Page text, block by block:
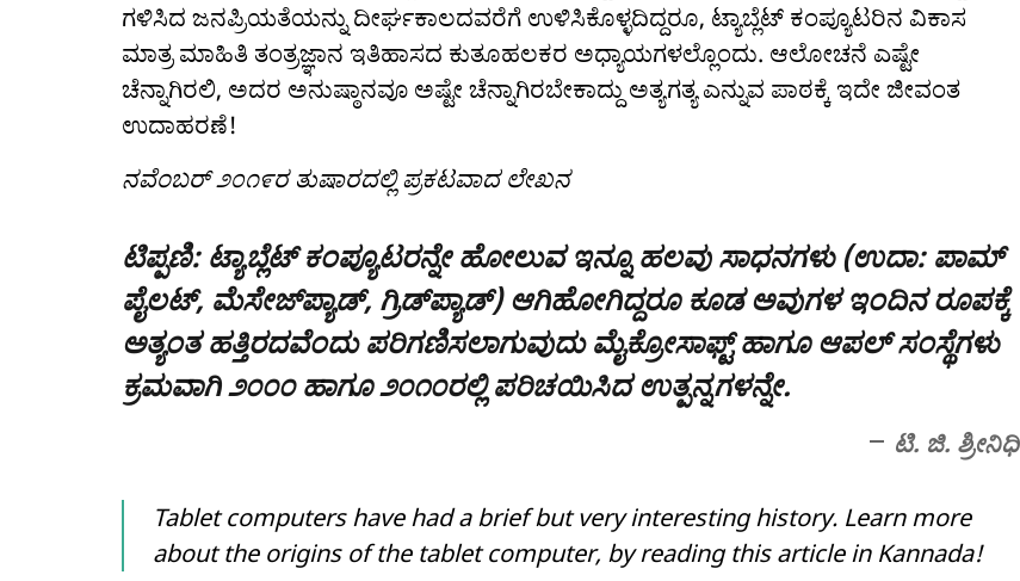
ಗಳಿಸಿದ ಜನಪ್ರಿಯತೆಯನ್ನು ದೀರ್ಘಕಾಲದವರೆಗೆ ಉಳಿಸಿಕೊಳ್ಳದಿದ್ದರೂ, ಟ್ಯಾಬ್ಲೆಟ್ ಕಂಪ್ಯೂಟರಿನ ವಿಕಾಸ
ಮಾತ್ರ ಮಾಹಿತಿ ತಂತ್ರಜ್ಞಾನ ಇತಿಹಾಸದ ಕುತೂಹಲಕರ ಅಧ್ಯಾಯಗಳಲ್ಲೊಂದು. ಆಲೋಚನೆ ಎಷ್ಟೇ
ಚೆನ್ನಾಗಿರಲಿ, ಅದರ ಅನುಷ್ಠಾನವೂ ಅಷ್ಟೇ ಚೆನ್ನಾಗಿರಬೇಕಾದ್ದು ಅತ್ಯಗತ್ಯ ಎನ್ನುವ ಪಾಠಕ್ಕೆ ಇದೇ ಜೀವಂತ
ಉದಾಹರಣೆ!
ನವೆಂಬರ್ ೨೦೧೯ರ ತುಷಾರದಲ್ಲಿ ಪ್ರಕಟವಾದ ಲೇಖನ
ಟಿಪ್ಪಣಿ: ಟ್ಯಾಬ್ಲೆಟ್ ಕಂಪ್ಯೂಟರನ್ನೇ ಹೋಲುವ ಇನ್ನೂ ಹಲವು ಸಾಧನಗಳು (ಉದಾ: ಪಾಮ್
ಪೈಲಟ್, ಮೆಸೇಜ್‌ಪ್ಯಾಡ್, ಗ್ರಿಡ್‍ಪ್ಯಾಡ್) ಆಗಿಹೋಗಿದ್ದರೂ ಕೂಡ ಅವುಗಳ ಇಂದಿನ ರೂಪಕ್ಕೆ
ಅತ್ಯಂತ ಹತ್ತಿರದವೆಂದು ಪರಿಗಣಿಸಲಾಗುವುದು ಮೈಕ್ರೋಸಾಫ್ಟ್ ಹಾಗೂ ಆಪಲ್‌ ಸಂಸ್ಥೆಗಳು
ಕ್ರಮವಾಗಿ ೨೦೦೦ ಹಾಗೂ ೨೦೧೦ರಲ್ಲಿ ಪರಿಚಯಿಸಿದ ಉತ್ಪನ್ನಗಳನ್ನೇ.
ಟಿ. ಜಿ. ಶ್ರೀನಿಧಿ
Tablet computers have had a brief but very interesting history. Learn more
about the origins of the tablet computer, by reading this article in Kannada!